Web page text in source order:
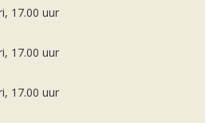
17.00 uur
17.00 uur
17.00 uur